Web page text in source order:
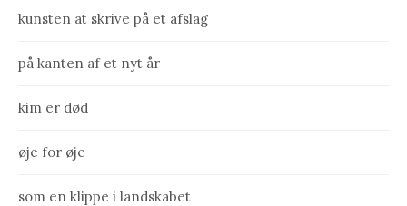
kunsten at skrive på et afslag
på kanten af et nyt år
kim er død
øje for øje
som en klippe i landskabet